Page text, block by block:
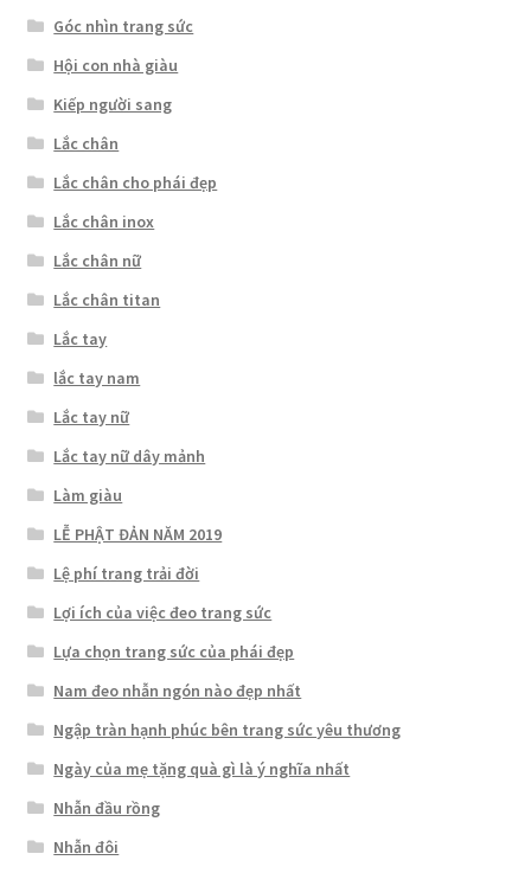
Góc nhìn trang sức
Hội con nhà giàu
Kiếp người sang
Lắc chân
Lắc chân cho phái đẹp
Lắc chân inox
Lắc chân nữ
Lắc chân titan
Lắc tay
lắc tay nam
Lắc tay nữ
Lắc tay nữ dây mảnh
Làm giàu
LỄ PHẬT ĐẢN NĂM 2019
Lệ phí trang trải đời
Lợi ích của việc đeo trang sức
Lựa chọn trang sức của phái đẹp
Nam đeo nhẫn ngón nào đẹp nhất
Ngập tràn hạnh phúc bên trang sức yêu thương
Ngày của mẹ tặng quà gì là ý nghĩa nhất
Nhẫn đầu rồng
Nhẫn đôi